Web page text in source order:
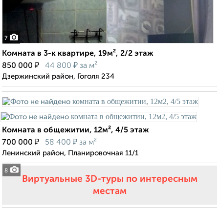
7
Комната в 3-к квартире, 19м², 2/2 этаж
850 000 ₽ 44 800 ₽ за м²
Дзержинский район, Гоголя 234
8
Комната в общежитии, 12м², 4/5 этаж
700 000 ₽ 58 400 ₽ за м²
Ленинский район, Планировочная 11/1
Виртуальные 3D-туры по интересным
местам